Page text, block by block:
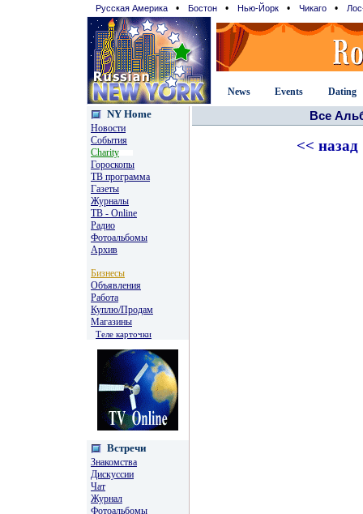
Русская Америка • Бостон • Нью-Йорк • Чикаго •
News Events Dating
NY Home
Новости
События
Charity
Гороскопы
TВ программа
Газеты
Журналы
ТВ - Online
Радио
Фотоальбомы
Архив
Бизнесы
Объявления
Работа
Куплю/Продам
Магазины
Теле карточки
Встречи
Знакомства
Дискуссии
Чат
Журнал
Фотоальбомы
Все
<< назад